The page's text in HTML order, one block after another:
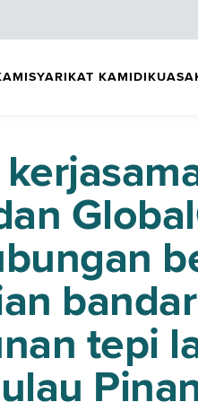
SYARIKAT KAMI
tepi